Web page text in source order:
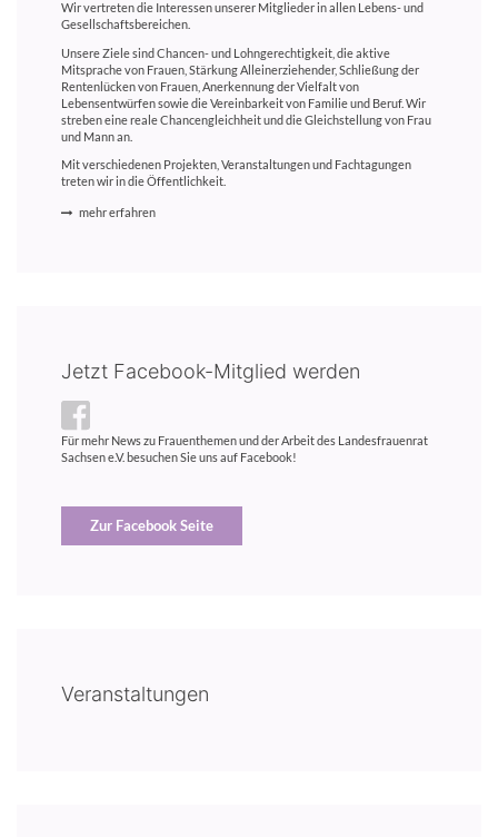
Wir vertreten die Interessen unserer Mitglieder in allen Lebens- und
Gesellschaftsbereichen.
Unsere Ziele sind Chancen- und Lohngerechtigkeit, die aktive
Mitsprache von Frauen, Stärkung Alleinerziehender, Schließung der
Rentenlücken von Frauen, Anerkennung der Vielfalt von
Lebensentwürfen sowie die Vereinbarkeit von Familie und Beruf. Wir
streben eine reale Chancengleichheit und die Gleichstellung von Frau
und Mann an.
Mit verschiedenen Projekten, Veranstaltungen und Fachtagungen
treten wir in die Öffentlichkeit.
mehr erfahren
Jetzt Facebook-Mitglied werden
Für mehr News zu Frauenthemen und der Arbeit des Landesfrauenrat
Sachsen e.V. besuchen Sie uns auf Facebook!
Zur Facebook Seite
Veranstaltungen